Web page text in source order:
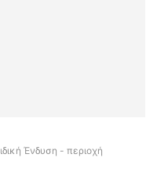
Ένδυση - περιοχή